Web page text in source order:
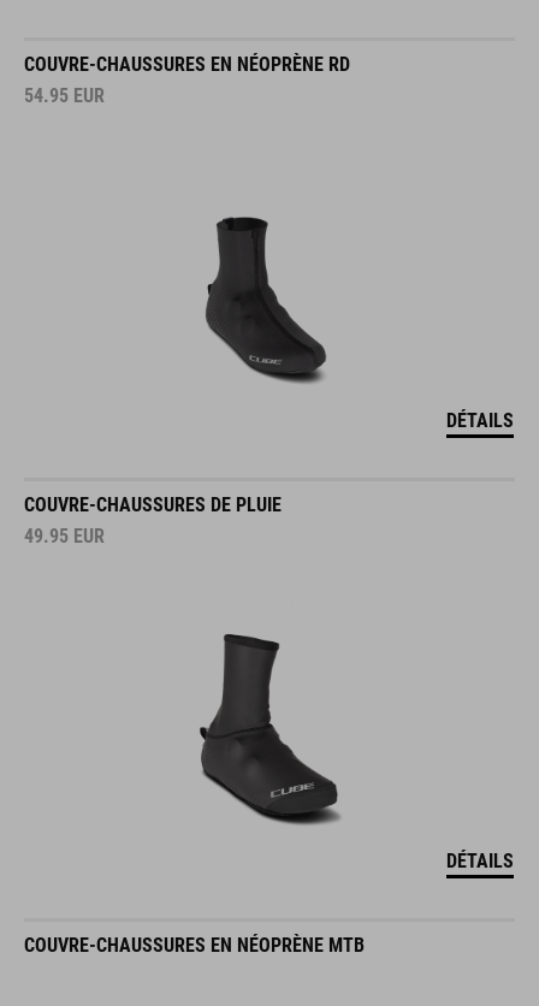
COUVRE-CHAUSSURES EN NÉOPRÈNE RD
54.95 EUR
DÉTAILS
COUVRE-CHAUSSURES DE PLUIE
49.95 EUR
DÉTAILS
COUVRE-CHAUSSURES EN NÉOPRÈNE MTB